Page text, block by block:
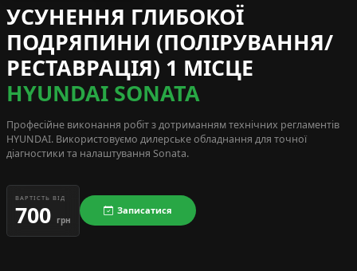
УСУНЕННЯ ГЛИБОКОЇ
ПОДРЯПИНИ (ПОЛІРУВАННЯ/
РЕСТАВРАЦІЯ) 1 МІСЦЕ
HYUNDAI SONATA
Професійне виконання робіт з дотриманням технічних регламентів
HYUNDAI. Використовуємо дилерське обладнання для точної
діагностики та налаштування Sonata.
ВАРТІСТЬ ВІД
700 грн
Записатися